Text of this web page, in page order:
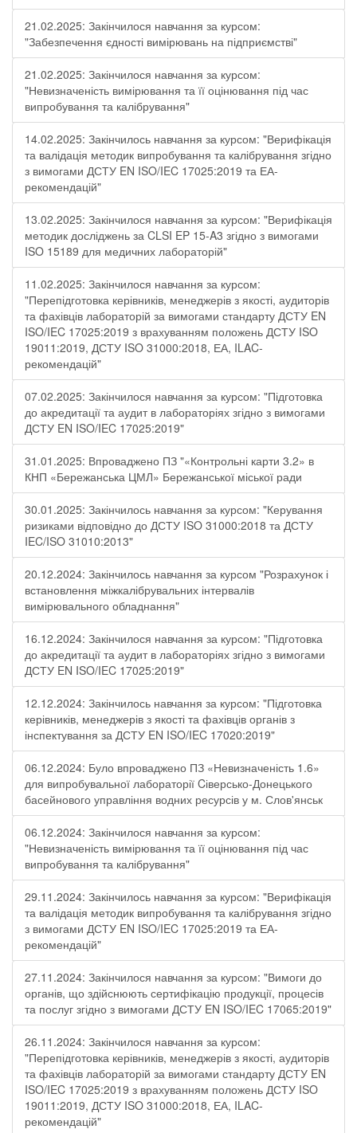
21.02.2025: Закінчилося навчання за курсом:
"Забезпечення єдності вимірювань на підприємстві"
21.02.2025: Закінчилося навчання за курсом:
"Невизначеність вимірювання та її оцінювання під час
випробування та калібрування"
14.02.2025: Закінчилось навчання за курсом: "Верифікація
та валідація методик випробування та калібрування згідно
з вимогами ДСТУ EN ISO/IEC 17025:2019 та ЕА-
рекомендацій"
13.02.2025: Закінчилося навчання за курсом: "Верифікація
методик досліджень за CLSI EP 15-A3 згідно з вимогами
ISO 15189 для медичних лабораторій"
11.02.2025: Закінчилося навчання за курсом:
"Перепідготовка керівників, менеджерів з якості, аудиторів
та фахівців лабораторій за вимогами стандарту ДСТУ EN
ISO/IEC 17025:2019 з врахуванням положень ДСТУ ISO
19011:2019, ДСТУ ISO 31000:2018, ЕА, ILAC-
рекомендацій"
07.02.2025: Закінчилося навчання за курсом: "Підготовка
до акредитації та аудит в лабораторіях згідно з вимогами
ДСТУ EN ISO/IEC 17025:2019"
31.01.2025: Впроваджено ПЗ "«Контрольні карти 3.2» в
КНП «Бережанська ЦМЛ» Бережанської міської ради
30.01.2025: Закінчилось навчання за курсом: "Керування
ризиками відповідно до ДСТУ ISO 31000:2018 та ДСТУ
IEC/ISO 31010:2013"
20.12.2024: Закінчилось навчання за курсом "Розрахунок і
встановлення міжкалібрувальних інтервалів
вимірювального обладнання"
16.12.2024: Закінчилося навчання за курсом: "Підготовка
до акредитації та аудит в лабораторіях згідно з вимогами
ДСТУ EN ISO/IEC 17025:2019"
12.12.2024: Закінчилось навчання за курсом: "Підготовка
керівників, менеджерів з якості та фахівців органів з
інспектування за ДСТУ EN ISO/IEC 17020:2019"
06.12.2024: Було впроваджено ПЗ «Невизначеність 1.6»
для випробувальної лабораторії Cіверсько-Донецького
басейнового управління водних ресурсів у м. Слов'янськ
06.12.2024: Закінчилося навчання за курсом:
"Невизначеність вимірювання та її оцінювання під час
випробування та калібрування"
29.11.2024: Закінчилось навчання за курсом: "Верифікація
та валідація методик випробування та калібрування згідно
з вимогами ДСТУ EN ISO/IEC 17025:2019 та ЕА-
рекомендацій"
27.11.2024: Закінчилося навчання за курсом: "Вимоги до
органів, що здійснюють сертифікацію продукції, процесів
та послуг згідно з вимогами ДСТУ EN ISO/IEC 17065:2019"
26.11.2024: Закінчилося навчання за курсом:
"Перепідготовка керівників, менеджерів з якості, аудиторів
та фахівців лабораторій за вимогами стандарту ДСТУ EN
ISO/IEC 17025:2019 з врахуванням положень ДСТУ ISO
19011:2019, ДСТУ ISO 31000:2018, ЕА, ILAC-
рекомендацій"